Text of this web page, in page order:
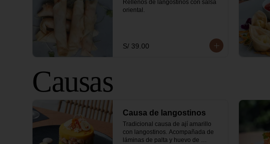
Rellenos de langostinos con salsa
oriental.
S/ 39.00
Causas
Causa de langostinos
Tradicional causa de ají amarillo
con langostinos. Acompañada de
láminas de palta y huevo de